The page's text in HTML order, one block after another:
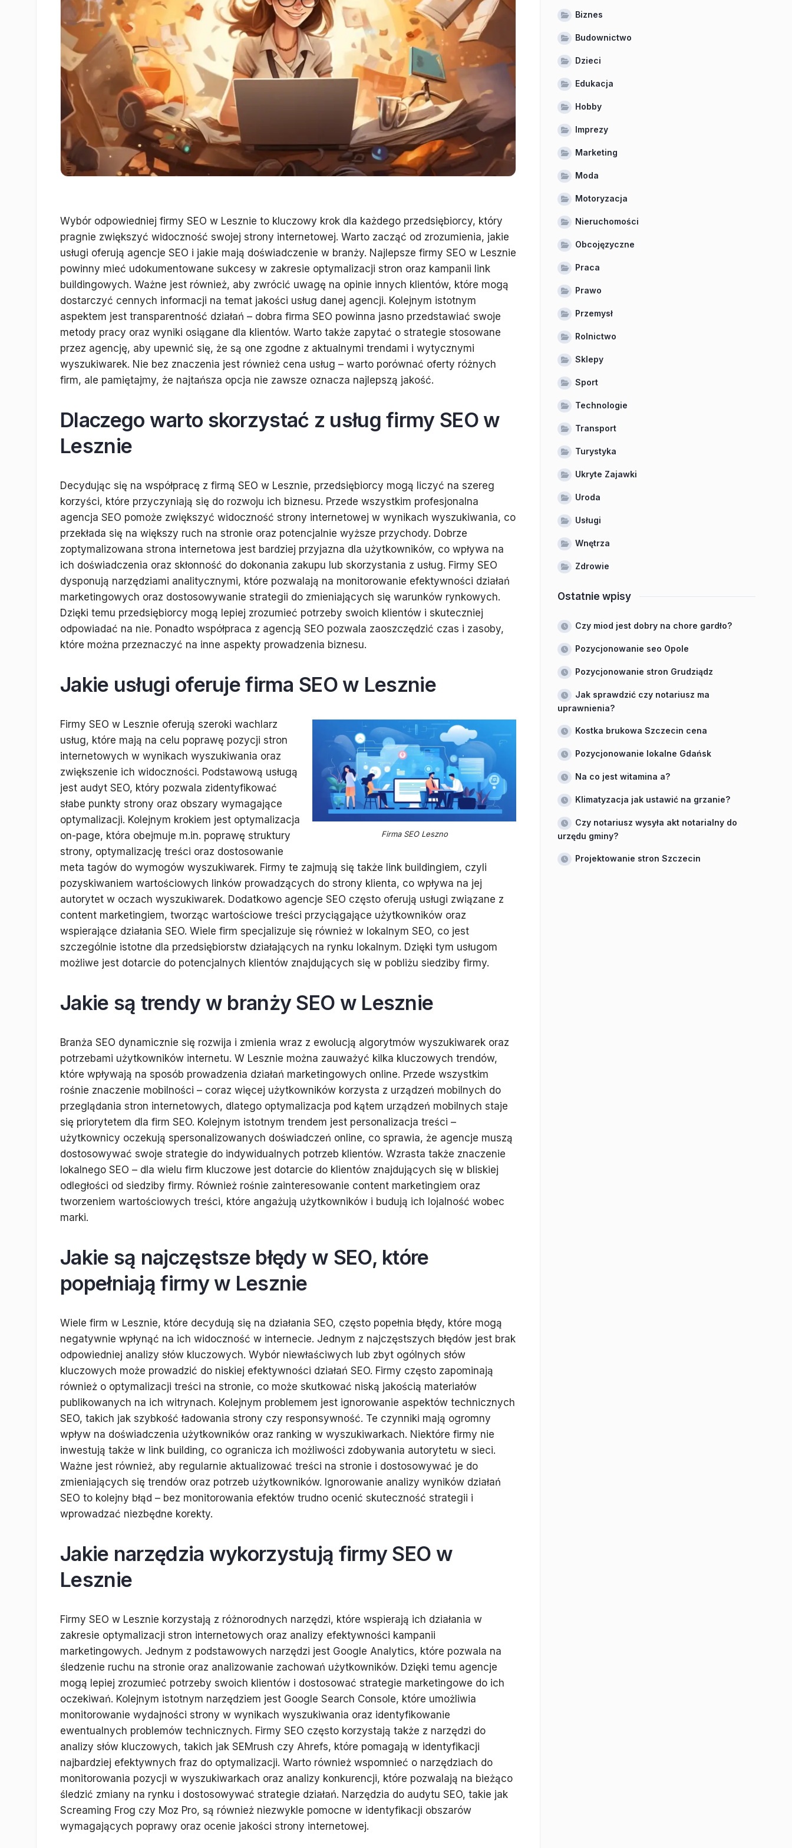
Wybór odpowiedniej firmy SEO w Lesznie to kluczowy krok dla każdego przedsiębiorcy, który
pragnie zwiększyć widoczność swojej strony internetowej. Warto zacząć od zrozumienia, jakie
usługi oferują agencje SEO i jakie mają doświadczenie w branży. Najlepsze firmy SEO w Lesznie
powinny mieć udokumentowane sukcesy w zakresie optymalizacji stron oraz kampanii link
buildingowych. Ważne jest również, aby zwrócić uwagę na opinie innych klientów, które mogą
dostarczyć cennych informacji na temat jakości usług danej agencji. Kolejnym istotnym
aspektem jest transparentność działań – dobra firma SEO powinna jasno przedstawiać swoje
metody pracy oraz wyniki osiągane dla klientów. Warto także zapytać o strategie stosowane
przez agencję, aby upewnić się, że są one zgodne z aktualnymi trendami i wytycznymi
wyszukiwarek. Nie bez znaczenia jest również cena usług – warto porównać oferty różnych
firm, ale pamiętajmy, że najtańsza opcja nie zawsze oznacza najlepszą jakość.
Dlaczego warto skorzystać z usług firmy SEO w
Lesznie
Decydując się na współpracę z firmą SEO w Lesznie, przedsiębiorcy mogą liczyć na szereg
korzyści, które przyczyniają się do rozwoju ich biznesu. Przede wszystkim profesjonalna
agencja SEO pomoże zwiększyć widoczność strony internetowej w wynikach wyszukiwania, co
przekłada się na większy ruch na stronie oraz potencjalnie wyższe przychody. Dobrze
zoptymalizowana strona internetowa jest bardziej przyjazna dla użytkowników, co wpływa na
ich doświadczenia oraz skłonność do dokonania zakupu lub skorzystania z usług. Firmy SEO
dysponują narzędziami analitycznymi, które pozwalają na monitorowanie efektywności działań
marketingowych oraz dostosowywanie strategii do zmieniających się warunków rynkowych.
Dzięki temu przedsiębiorcy mogą lepiej zrozumieć potrzeby swoich klientów i skuteczniej
odpowiadać na nie. Ponadto współpraca z agencją SEO pozwala zaoszczędzić czas i zasoby,
które można przeznaczyć na inne aspekty prowadzenia biznesu.
Jakie usługi oferuje firma SEO w Lesznie
Firma SEO Leszno
Firmy SEO w Lesznie oferują szeroki wachlarz
usług, które mają na celu poprawę pozycji stron
internetowych w wynikach wyszukiwania oraz
zwiększenie ich widoczności. Podstawową usługą
jest audyt SEO, który pozwala zidentyfikować
słabe punkty strony oraz obszary wymagające
optymalizacji. Kolejnym krokiem jest optymalizacja
on-page, która obejmuje m.in. poprawę struktury
strony, optymalizację treści oraz dostosowanie
meta tagów do wymogów wyszukiwarek. Firmy te zajmują się także link buildingiem, czyli
pozyskiwaniem wartościowych linków prowadzących do strony klienta, co wpływa na jej
autorytet w oczach wyszukiwarek. Dodatkowo agencje SEO często oferują usługi związane z
content marketingiem, tworząc wartościowe treści przyciągające użytkowników oraz
wspierające działania SEO. Wiele firm specjalizuje się również w lokalnym SEO, co jest
szczególnie istotne dla przedsiębiorstw działających na rynku lokalnym. Dzięki tym usługom
możliwe jest dotarcie do potencjalnych klientów znajdujących się w pobliżu siedziby firmy.
Jakie są trendy w branży SEO w Lesznie
Branża SEO dynamicznie się rozwija i zmienia wraz z ewolucją algorytmów wyszukiwarek oraz
potrzebami użytkowników internetu. W Lesznie można zauważyć kilka kluczowych trendów,
które wpływają na sposób prowadzenia działań marketingowych online. Przede wszystkim
rośnie znaczenie mobilności – coraz więcej użytkowników korzysta z urządzeń mobilnych do
przeglądania stron internetowych, dlatego optymalizacja pod kątem urządzeń mobilnych staje
się priorytetem dla firm SEO. Kolejnym istotnym trendem jest personalizacja treści –
użytkownicy oczekują spersonalizowanych doświadczeń online, co sprawia, że agencje muszą
dostosowywać swoje strategie do indywidualnych potrzeb klientów. Wzrasta także znaczenie
lokalnego SEO – dla wielu firm kluczowe jest dotarcie do klientów znajdujących się w bliskiej
odległości od siedziby firmy. Również rośnie zainteresowanie content marketingiem oraz
tworzeniem wartościowych treści, które angażują użytkowników i budują ich lojalność wobec
marki.
Jakie są najczęstsze błędy w SEO, które
popełniają firmy w Lesznie
Wiele firm w Lesznie, które decydują się na działania SEO, często popełnia błędy, które mogą
negatywnie wpłynąć na ich widoczność w internecie. Jednym z najczęstszych błędów jest brak
odpowiedniej analizy słów kluczowych. Wybór niewłaściwych lub zbyt ogólnych słów
kluczowych może prowadzić do niskiej efektywności działań SEO. Firmy często zapominają
również o optymalizacji treści na stronie, co może skutkować niską jakością materiałów
publikowanych na ich witrynach. Kolejnym problemem jest ignorowanie aspektów technicznych
SEO, takich jak szybkość ładowania strony czy responsywność. Te czynniki mają ogromny
wpływ na doświadczenia użytkowników oraz ranking w wyszukiwarkach. Niektóre firmy nie
inwestują także w link building, co ogranicza ich możliwości zdobywania autorytetu w sieci.
Ważne jest również, aby regularnie aktualizować treści na stronie i dostosowywać je do
zmieniających się trendów oraz potrzeb użytkowników. Ignorowanie analizy wyników działań
SEO to kolejny błąd – bez monitorowania efektów trudno ocenić skuteczność strategii i
wprowadzać niezbędne korekty.
Jakie narzędzia wykorzystują firmy SEO w
Lesznie
Firmy SEO w Lesznie korzystają z różnorodnych narzędzi, które wspierają ich działania w
zakresie optymalizacji stron internetowych oraz analizy efektywności kampanii
marketingowych. Jednym z podstawowych narzędzi jest Google Analytics, które pozwala na
śledzenie ruchu na stronie oraz analizowanie zachowań użytkowników. Dzięki temu agencje
mogą lepiej zrozumieć potrzeby swoich klientów i dostosować strategie marketingowe do ich
oczekiwań. Kolejnym istotnym narzędziem jest Google Search Console, które umożliwia
monitorowanie wydajności strony w wynikach wyszukiwania oraz identyfikowanie
ewentualnych problemów technicznych. Firmy SEO często korzystają także z narzędzi do
analizy słów kluczowych, takich jak SEMrush czy Ahrefs, które pomagają w identyfikacji
najbardziej efektywnych fraz do optymalizacji. Warto również wspomnieć o narzędziach do
monitorowania pozycji w wyszukiwarkach oraz analizy konkurencji, które pozwalają na bieżąco
śledzić zmiany na rynku i dostosowywać strategie działań. Narzędzia do audytu SEO, takie jak
Screaming Frog czy Moz Pro, są również niezwykle pomocne w identyfikacji obszarów
wymagających poprawy oraz ocenie jakości strony internetowej.
Biznes
Budownictwo
Dzieci
Edukacja
Hobby
Imprezy
Marketing
Moda
Motoryzacja
Nieruchomości
Obcojęzyczne
Praca
Prawo
Przemysł
Rolnictwo
Sklepy
Sport
Technologie
Transport
Turystyka
Ukryte Zajawki
Uroda
Usługi
Wnętrza
Zdrowie
Ostatnie wpisy
Czy miod jest dobry na chore gardło?
Pozycjonowanie seo Opole
Pozycjonowanie stron Grudziądz
Jak sprawdzić czy notariusz ma
uprawnienia?
Kostka brukowa Szczecin cena
Pozycjonowanie lokalne Gdańsk
Na co jest witamina a?
Klimatyzacja jak ustawić na grzanie?
Czy notariusz wysyła akt notarialny do
urzędu gminy?
Projektowanie stron Szczecin